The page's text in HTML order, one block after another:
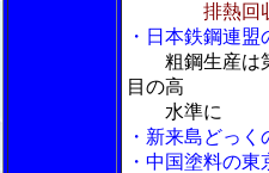
排熱回収シ
・日本鉄鋼連
粗鋼生産は
目の高
水準に
・新来島どっ
・中国塗料の